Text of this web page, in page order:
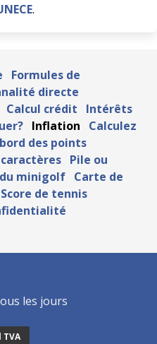
.
Formules de
directe
Calcul crédit
Intérêts
Inflation
Calculez
des points
Pile ou
minigolf Carte de
Score de tennis
les jours
TVA